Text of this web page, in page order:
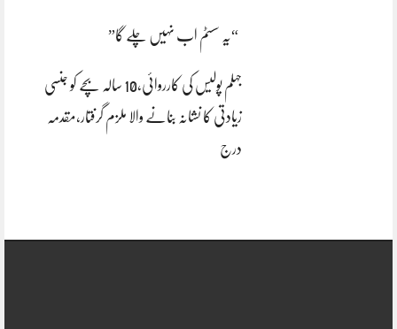
“یہ سسٹم اب نہیں چلے گا”
جہلم پولیس کی کارروائی،10 سالہ بچے کو جنسی
زیادتی کا نشانہ بنانے والا ملزم گرفتار،مقدمہ
درج